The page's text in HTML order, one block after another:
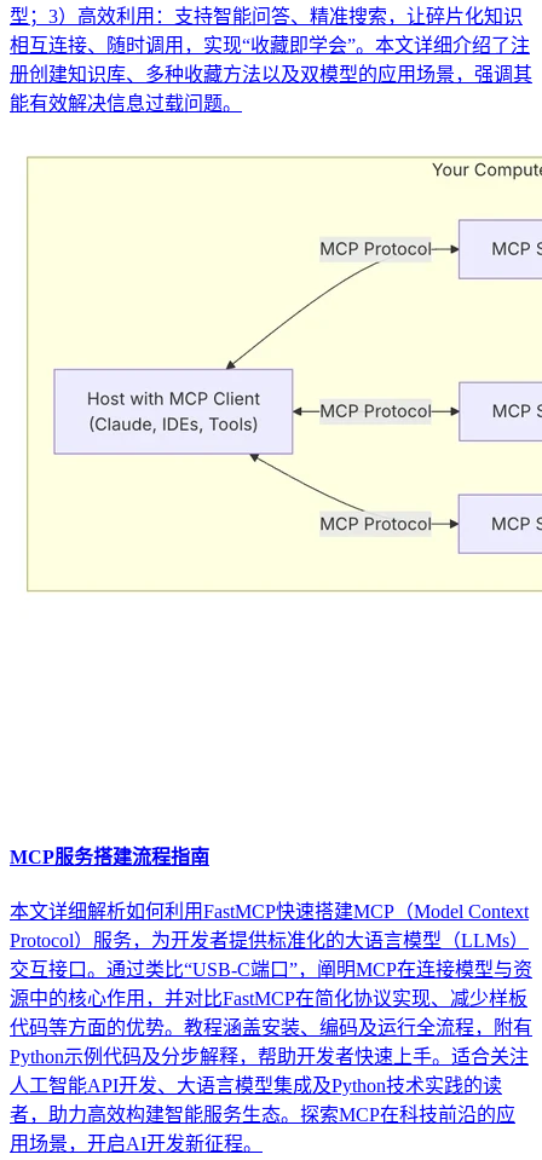
型；3）高效利用：支持智能问答、精准搜索，让碎片化知识
相互连接、随时调用，实现“收藏即学会”。本文详细介绍了注
册创建知识库、多种收藏方法以及双模型的应用场景，强调其
能有效解决信息过载问题。
MCP服务搭建流程指南
本文详细解析如何利用FastMCP快速搭建MCP（Model Context
Protocol）服务，为开发者提供标准化的大语言模型（LLMs）
交互接口。通过类比“USB-C端口”，阐明MCP在连接模型与资
源中的核心作用，并对比FastMCP在简化协议实现、减少样板
代码等方面的优势。教程涵盖安装、编码及运行全流程，附有
Python示例代码及分步解释，帮助开发者快速上手。适合关注
人工智能API开发、大语言模型集成及Python技术实践的读
者，助力高效构建智能服务生态。探索MCP在科技前沿的应
用场景，开启AI开发新征程。